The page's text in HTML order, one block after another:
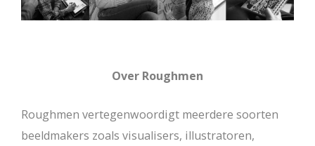
Over Roughmen
Roughmen vertegenwoordigt meerdere soorten
beeldmakers zoals visualisers, illustratoren,